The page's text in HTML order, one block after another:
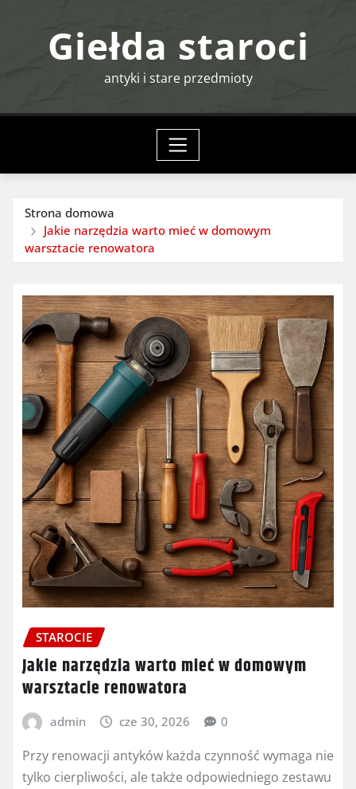
Giełda staroci
antyki i stare przedmioty
Strona domowa
Jakie narzędzia warto mieć w domowym
warsztacie renowatora
STAROCIE
Jakie narzędzia warto mieć w domowym
warsztacie renowatora
admin cze 30, 2026 0
Przy renowacji antyków każda czynność wymaga nie
tylko cierpliwości, ale także odpowiedniego zestawu